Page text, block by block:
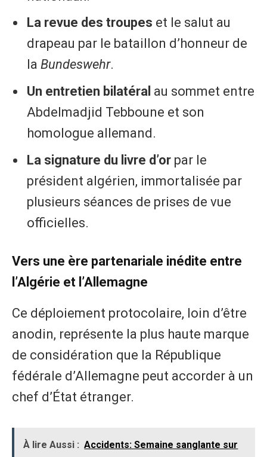
La revue des troupes et le salut au
drapeau par le bataillon d’honneur de
la Bundeswehr.
Un entretien bilatéral au sommet entre
Abdelmadjid Tebboune et son
homologue allemand.
La signature du livre d’or par le
président algérien, immortalisée par
plusieurs séances de prises de vue
officielles.
Vers une ère partenariale inédite entre
l’Algérie et l’Allemagne
Ce déploiement protocolaire, loin d’être
anodin, représente la plus haute marque
de considération que la République
fédérale d’Allemagne peut accorder à un
chef d’État étranger.
À lire Aussi : Accidents: Semaine sanglante sur